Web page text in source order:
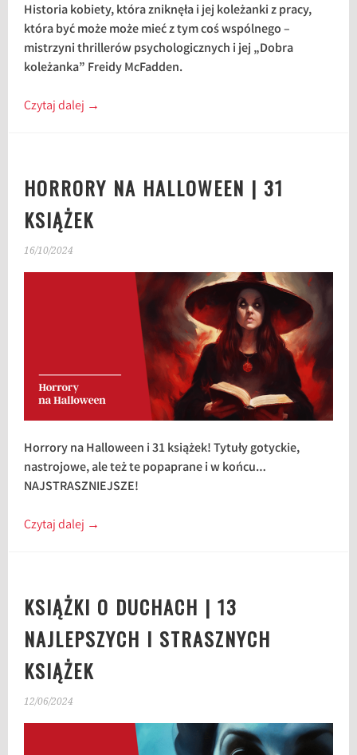
Historia kobiety, która zniknęła i jej koleżanki z pracy,
która być może może mieć z tym coś wspólnego –
mistrzyni thrillerów psychologicznych i jej „Dobra
koleżanka” Freidy McFadden.
Czytaj dalej →
HORRORY NA HALLOWEEN | 31
KSIĄŻEK
16/10/2024
Horrory na Halloween i 31 książek! Tytuły gotyckie,
nastrojowe, ale też te popaprane i w końcu…
NAJSTRASZNIEJSZE!
Czytaj dalej →
KSIĄŻKI O DUCHACH | 13
NAJLEPSZYCH I STRASZNYCH
KSIĄŻEK
12/06/2024